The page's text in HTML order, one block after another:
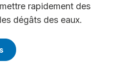
rapidement des
dégâts des eaux.